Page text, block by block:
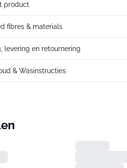
product
fibres & materials
levering en retournering
& Wasinstructies